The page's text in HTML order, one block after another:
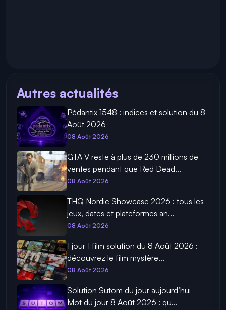
Autres actualités
Pédantix 1548 : indices et solution du 8
Août 2026
08 Août 2026
GTA V reste à plus de 230 millions de
ventes pendant que Red Dead...
08 Août 2026
THQ Nordic Showcase 2026 : tous les
jeux, dates et plateformes an...
08 Août 2026
1 jour 1 film solution du 8 Août 2026 :
découvrez le film mystère...
08 Août 2026
Solution Sutom du jour aujourd’hui –
Mot du jour 8 Août 2026 : qu...